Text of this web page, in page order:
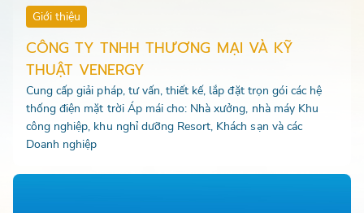
Giới thiệu
CÔNG TY TNHH THƯƠNG MẠI VÀ KỸ
THUẬT VENERGY
Cung cấp giải pháp, tư vấn, thiết kế, lắp đặt trọn gói các hệ
thống điện mặt trời Áp mái cho: Nhà xưởng, nhà máy Khu
công nghiệp, khu nghỉ dưỡng Resort, Khách sạn và các
Doanh nghiệp